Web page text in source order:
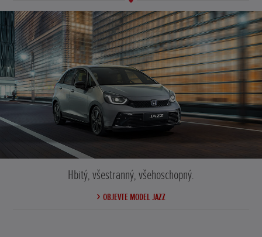
Hbitý, všestranný, všehoschopný.
OBJEVTE MODEL JAZZ